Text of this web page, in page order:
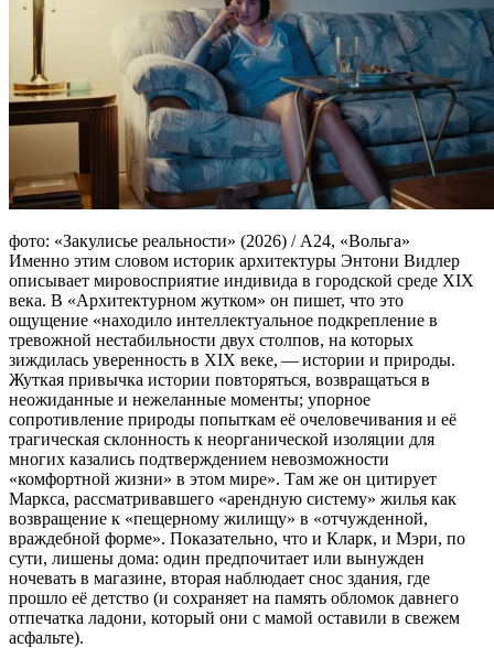
фото: «Закулисье реальности» (2026) / А24, «Вольга»
Именно этим словом историк архитектуры Энтони Видлер
описывает мировосприятие индивида в городской среде XIX
века. В «Архитектурном жутком» он пишет, что это
ощущение «находило интеллектуальное подкрепление в
тревожной нестабильности двух столпов, на которых
зиждилась уверенность в XIX веке, — истории и природы.
Жуткая привычка истории повторяться, возвращаться в
неожиданные и нежеланные моменты; упорное
сопротивление природы попыткам её очеловечивания и её
трагическая склонность к неорганической изоляции для
многих казались подтверждением невозможности
«комфортной жизни» в этом мире». Там же он цитирует
Маркса, рассматривавшего «арендную систему» жилья как
возвращение к «пещерному жилищу» в «отчужденной,
враждебной форме». Показательно, что и Кларк, и Мэри, по
сути, лишены дома: один предпочитает или вынужден
ночевать в магазине, вторая наблюдает снос здания, где
прошло её детство (и сохраняет на память обломок давнего
отпечатка ладони, который они с мамой оставили в свежем
асфальте).